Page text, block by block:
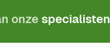
onze specialisten